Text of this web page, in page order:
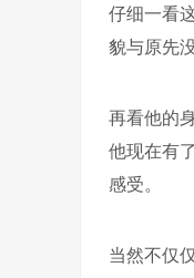
仔细一看
貌与原先
再看他的
他现在有
感受。
当然不仅